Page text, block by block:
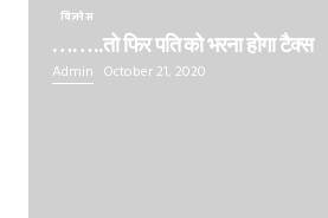
बिज़नेस
……..तो फिर पति को भरना होगा टैक्स
Admin October 21, 2020